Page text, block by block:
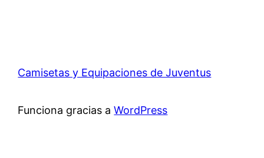
Camisetas y Equipaciones de Juventus
Funciona gracias aWordPress